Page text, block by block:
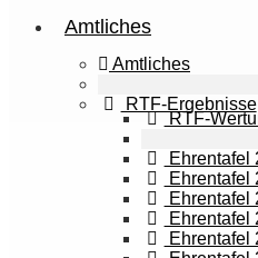
Amtliches
Amtliches
RTF-Ergebnisse
RTF-
Ehrentafel
Ehrentafel
Ehrentafel
Ehrentafel
Ehrentafel